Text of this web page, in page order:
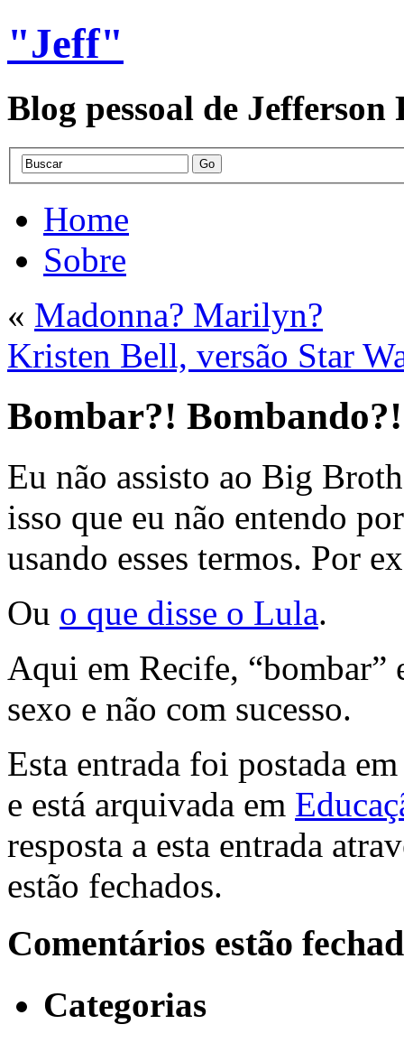
"Jeff"
Blog pessoal de Jefferson
Home
Sobre
« Madonna? Marilyn?
Kristen Bell, versão Star
Bombar?! Bombando?!
Eu não assisto ao Big
isso que eu não entendo
usando esses termos. Por
Ou o que disse o Lula.
Aqui em Recife, “bombar”
sexo e não com sucesso.
Esta entrada foi postada
e está arquivada em
resposta a esta entrada
estão fechados.
Comentários estão
Categorias